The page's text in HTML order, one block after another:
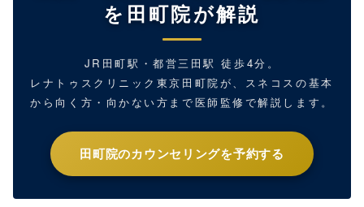
を田町院が解説
JR田町駅・都営三田駅 徒歩4分。
レナトゥスクリニック東京田町院が、スネコスの基本
から向く方・向かない方まで医師監修で解説します。
田町院のカウンセリングを予約する